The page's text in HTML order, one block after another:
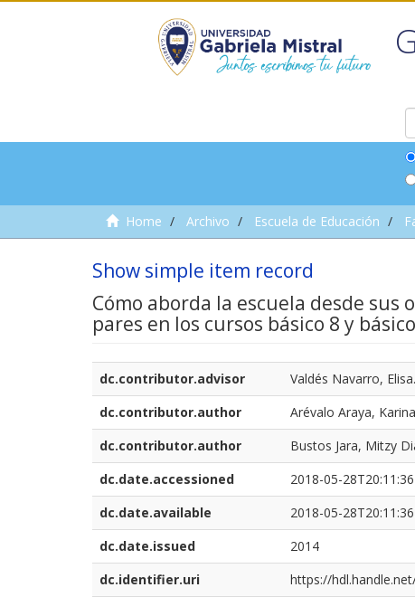
Home Archivo Escuela de Educación
Show simple item record
Cómo aborda la escuela desde sus
pares en los cursos básico 8 y
dc.contributor.advisor
Valdés Navarro,
dc.contributor.author
Arévalo Araya,
dc.contributor.author
Bustos Jara, Mitzy
dc.date.accessioned
2018-05-
dc.date.available
2018-05-
dc.date.issued
2014
dc.identifier.uri
https://